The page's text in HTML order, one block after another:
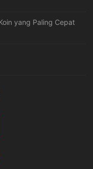
yang Paling Cepat